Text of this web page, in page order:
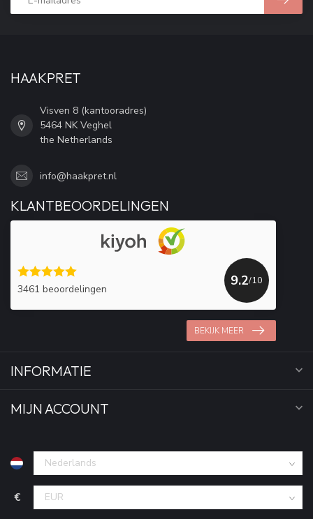
HAAKPRET
Visven 8 (kantooradres)
5464 NK Veghel
the Netherlands
info@haakpret.nl
KLANTBEOORDELINGEN
3461 beoordelingen
9.2/10
BEKIJK MEER
INFORMATIE
MIJN ACCOUNT
€